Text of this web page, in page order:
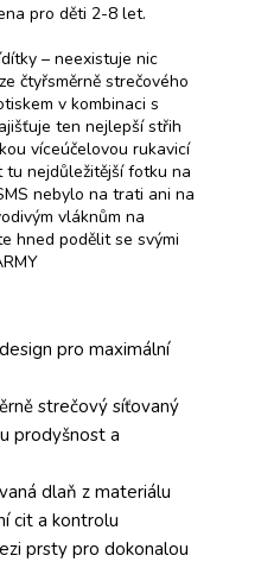
pro děti 2-8 let.
– neexistuje nic
čtyřsměrně strečového
v kombinaci s
ten nejlepší střih
víceúčelovou rukavicí
tu nejdůležitější fotku na
nebylo na trati ani na
vláknům na
hned podělit se svými
pro maximální
strečový síťovaný
prodyšnost a
dlaň z materiálu
cit a kontrolu
prsty pro dokonalou